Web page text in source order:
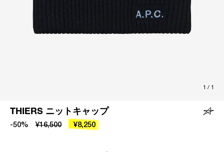
1 / 1
THIERS ニットキャップ
-50% ¥16,500 ¥8,250